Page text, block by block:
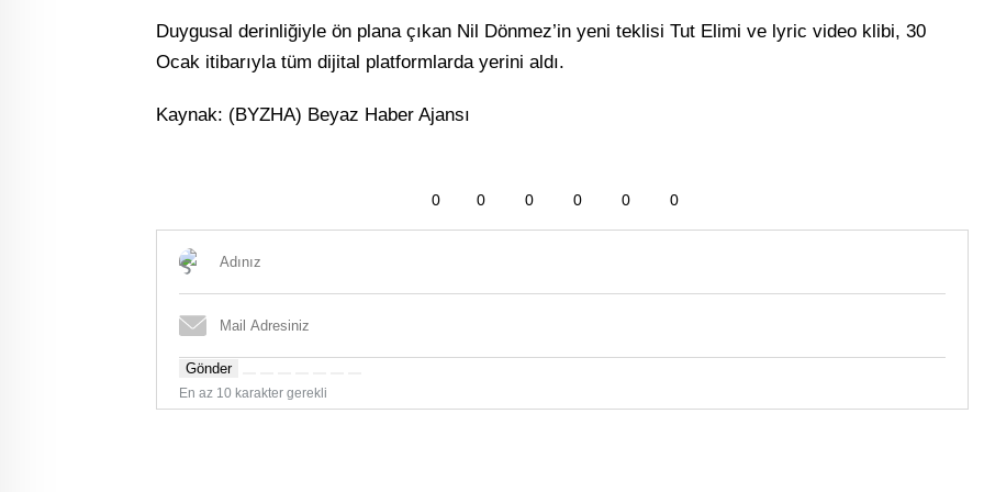
Duygusal derinliğiyle ön plana çıkan Nil Dönmez’in yeni teklisi Tut Elimi ve lyric video klibi, 30
Ocak itibarıyla tüm dijital platformlarda yerini aldı.
Kaynak: (BYZHA) Beyaz Haber Ajansı
0 0 0 0 0 0
Gönder
En az 10 karakter gerekli